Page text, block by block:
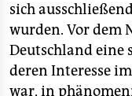
sich
wurden. Vor dem
Deutschland eine
deren Interesse
war, in